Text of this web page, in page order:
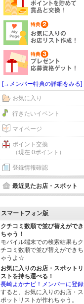
[→メンバー特典の詳細をみる]
お気に入り
行きたいイベント
マイページ
ポイント交換
（現在 0ポイント）
登録情報確認
最近見たお店・スポット
スマートフォン版
クチコミ数順で並び替えができ
ちゃう！
モバイル端末での検索結果もク
チコミ数順で並び替えができち
ゃうよ☆
お気に入りのお店・スポットリ
ストを持ち運べる！
長崎よかナビ！メンバーに登録
すると、お気に入りのお店・ス
ポットリストが作れちゃう。